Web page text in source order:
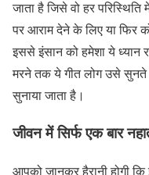
जाता है जिसे वो हर
पर आराम देने के लिए या फिर
इससे इंसान को हमेशा ये
मरने तक ये गीत लोग उसे
सुनाया जाता है।
जीवन में सिर्फ एक बार
आपको जानकर हैरानी होगी